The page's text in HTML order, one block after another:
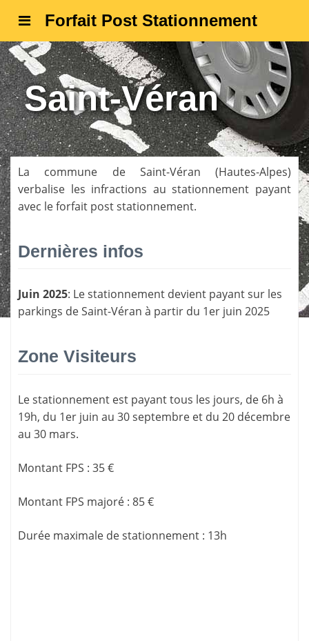
Forfait Post Stationnement
Saint-Véran
La commune de Saint-Véran (Hautes-Alpes)
verbalise les infractions au stationnement payant
avec le forfait post stationnement.
Dernières infos
Juin 2025: Le stationnement devient payant sur les
parkings de Saint-Véran à partir du 1er juin 2025
Zone Visiteurs
Le stationnement est payant tous les jours, de 6h à
19h, du 1er juin au 30 septembre et du 20 décembre
au 30 mars.
Montant FPS : 35 €
Montant FPS majoré : 85 €
Durée maximale de stationnement : 13h